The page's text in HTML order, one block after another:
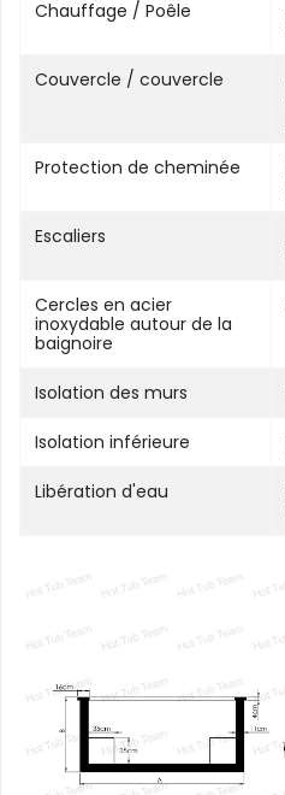
Chauffage / Poêle
Couvercle / couvercle
Protection de cheminée
Escaliers
Cercles en acier
inoxydable autour de la
baignoire
Isolation des murs
Isolation inférieure
Libération d'eau